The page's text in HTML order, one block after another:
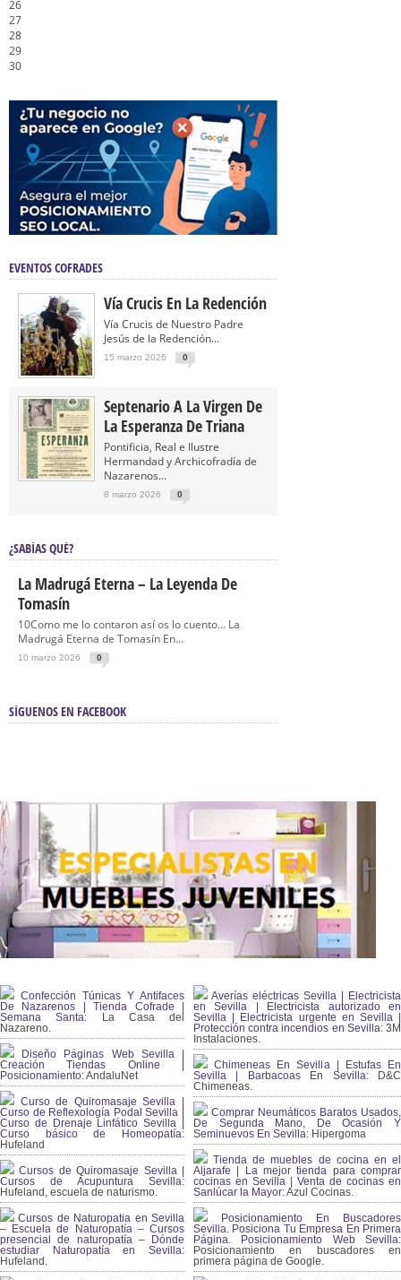
26
27
28
29
30
EVENTOS COFRADES
Vía Crucis En La Redención
Vía Crucis de Nuestro Padre
Jesús de la Redención...
15 marzo 2026 0
Septenario A La Virgen De
La Esperanza De Triana
Pontificia, Real e Ilustre
Hermandad y Archicofradía de
Nazarenos...
8 marzo 2026 0
¿SABÍAS QUÉ?
La Madrugá Eterna – La Leyenda De
Tomasín
10Como me lo contaron así os lo cuento… La
Madrugá Eterna de Tomasín En...
10 marzo 2026 0
SÍGUENOS EN FACEBOOK
Confección Túnicas Y Antifaces
De Nazarenos | Tienda Cofrade |
Semana Santa: La Casa del
Nazareno.
Diseño Páginas Web Sevilla |
Creación Tiendas Online |
Posicionamiento:AndaluNet
Curso de Quiromasaje Sevilla |
Curso de Reflexología Podal Sevilla |
Curso de Drenaje Linfático Sevilla |
Curso básico de Homeopatía:
Hufeland
Cursos de Quiromasaje Sevilla |
Cursos de Acupuntura Sevilla:
Hufeland, escuela de naturismo.
Cursos de Naturopatia en Sevilla
– Escuela de Naturopatía – Cursos
presencial de naturopatía – Dónde
estudiar Naturopatía en Sevilla:
Hufeland.
Averías eléctricas Sevilla | Electricista
en Sevilla | Electricista autorizado en
Sevilla | Electricista urgente en Sevilla |
Protección contra incendios en Sevilla:3M
Instalaciones.
Chimeneas En Sevilla | Estufas En
Sevilla | Barbacoas En Sevilla:D&C
Chimeneas.
Comprar Neumáticos Baratos Usados,
De Segunda Mano, De Ocasión Y
Seminuevos En Sevilla: Hipergoma
Tienda de muebles de cocina en el
Aljarafe | La mejor tienda para comprar
cocinas en Sevilla | Venta de cocinas en
Sanlúcar la Mayor:Azul Cocinas.
Posicionamiento En Buscadores
Sevilla. Posiciona Tu Empresa En Primera
Página. Posicionamiento Web Sevilla:
Posicionamiento en buscadores en
primera página de Google.